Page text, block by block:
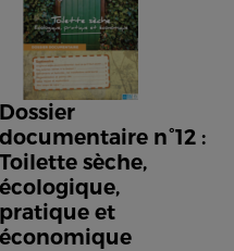
Dossier
documentaire n°12 :
Toilette sèche,
écologique,
pratique et
économique